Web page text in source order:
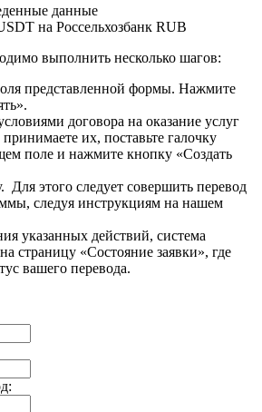
данные
на Россельхозбанк RUB
выполнить несколько шагов:
представленной формы. Нажмите
договора на оказание услуг
их, поставьте галочку
поле и нажмите кнопку «Создать
Для этого следует совершить перевод
следуя инструкциям на нашем
указанных действий, система
страницу «Состояние заявки», где
вашего перевода.